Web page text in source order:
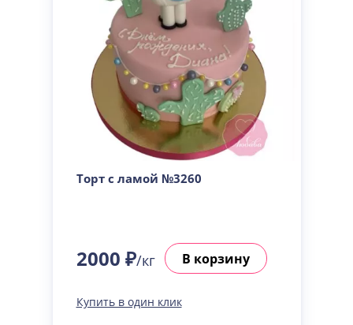
Торт с ламой №3260
2000 ₽/кг В корзину
Купить в один клик